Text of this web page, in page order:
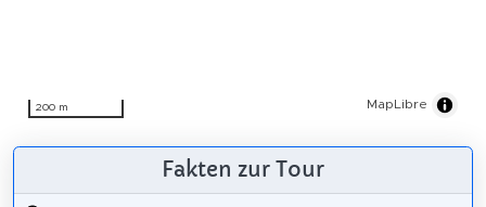
200 m MapLibre
Fakten zur Tour